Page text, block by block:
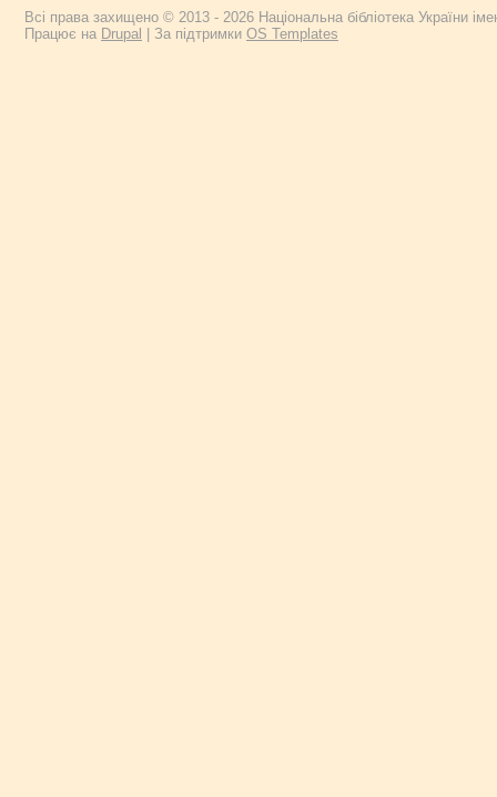
Всі права захищено © 2013 - 2026 Національна бібліотека України
Працює на Drupal | За підтримки OS Templates